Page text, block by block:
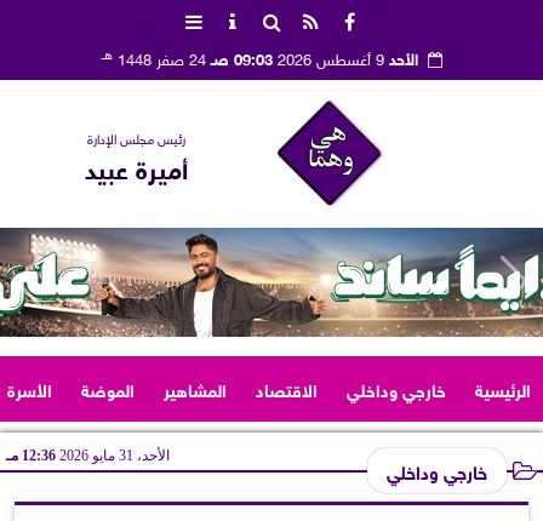
الأحد9 أغسطس 2026 09:03 صـ 24 صفر 1448 هـ
رئيس مجلس الإدارة
أميرة عبيد
الرئيسية خارجي وداخلي الاقتصاد المشاهير الموضة الأسرة
خارجي وداخلي الأحد، 31 مايو 2026 12:36 مـ